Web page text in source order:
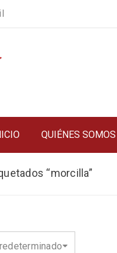
QUIÉNES SOMOS
“morcilla”